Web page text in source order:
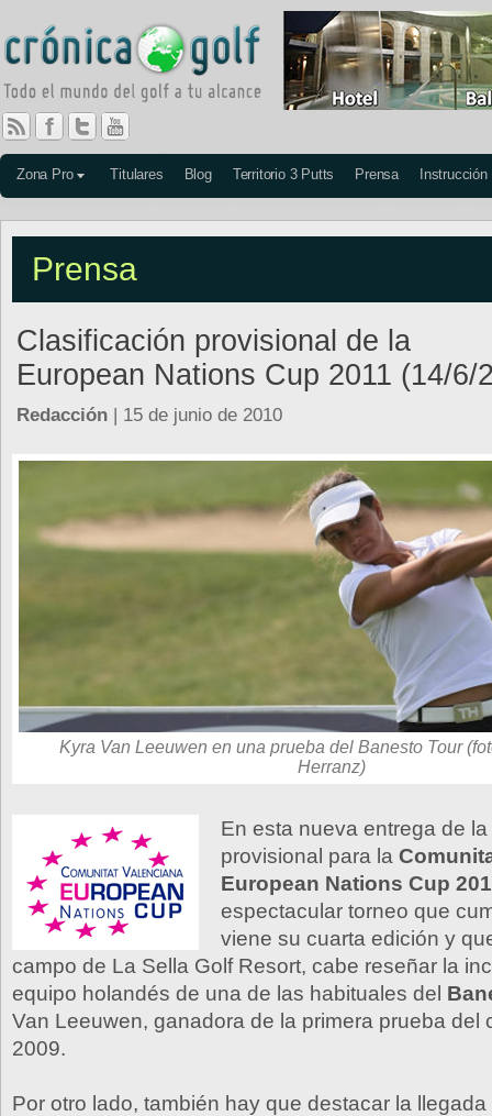
Zona Pro Titulares Blog Territorio 3 Putts Prensa Instrucción
Prensa
Clasificación provisional de la
European Nations Cup 2011 (14/6/
Redacción | 15 de junio de 2010
Kyra Van Leeuwen en una prueba del Banesto Tour
Herranz)
En esta nueva entrega de
provisional para la
European Nations Cup
espectacular torneo que
viene su cuarta edición y
campo de La Sella Golf Resort, cabe reseñar la
equipo holandés de una de las habituales del
Van Leeuwen, ganadora de la primera prueba del
2009.
Por otro lado, también hay que destacar la